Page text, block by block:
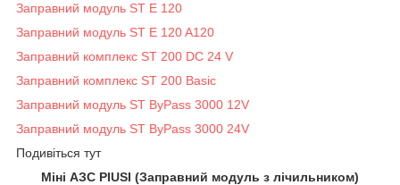
Заправний модуль ST E 120
Заправний модуль ST E 120 A120
Заправний комплекс ST 200 DC 24 V
Заправний комплекс ST 200 Basic
Заправний модуль ST ByPass 3000 12V
Заправний модуль ST ByPass 3000 24V
Подивіться тут
Міні АЗС PIUSI (Заправний модуль з лічильником)